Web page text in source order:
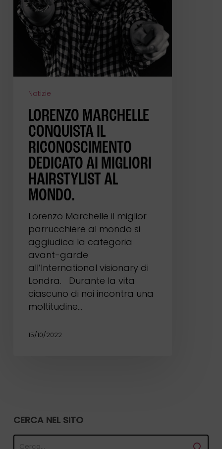
migliori
hairstylist
mondo.
Notizie
LORENZO MARCHELLE
CONQUISTA IL
RICONOSCIMENTO
DEDICATO AI MIGLIORI
HAIRSTYLIST AL
MONDO.
Lorenzo Marchelle il miglior
parrucchiere al mondo si
aggiudica la categoria
avant-garde
all’International visionary di
Londra. Durante la vita
ciascuno di noi incontra una
moltitudine…
15/10/2022
CERCA NEL SITO